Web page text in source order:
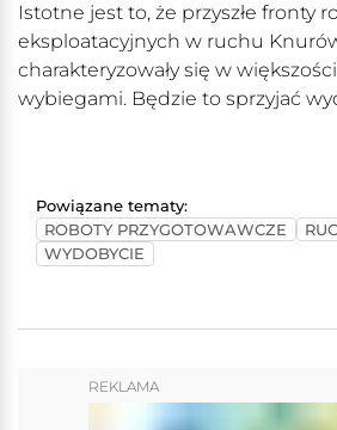
Istotne jest to, że przyszłe fronty
eksploatacyjnych w ruchu
charakteryzowały się w
wybiegami. Będzie to sprzyjać
Powiązane tematy:
ROBOTY PRZYGOTOWAWCZE
WYDOBYCIE
REKLAMA